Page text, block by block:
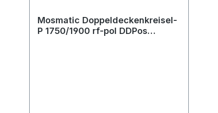
Mosmatic Doppeldeckenkreisel-
P 1750/1900 rf-pol DDPos